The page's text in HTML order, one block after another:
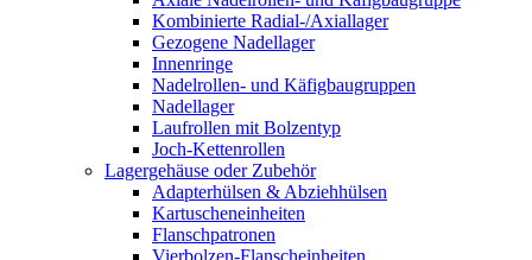
Kombinierte Radial-/Axiallager
Gezogene Nadellager
Innenringe
Nadelrollen- und Käfigbaugruppen
Nadellager
Laufrollen mit Bolzentyp
Joch-Kettenrollen
Lagergehäuse oder Zubehör
Adapterhülsen & Abziehhülsen
Kartuscheneinheiten
Flanschpatronen
Vierbolzen-Flanscheinheiten